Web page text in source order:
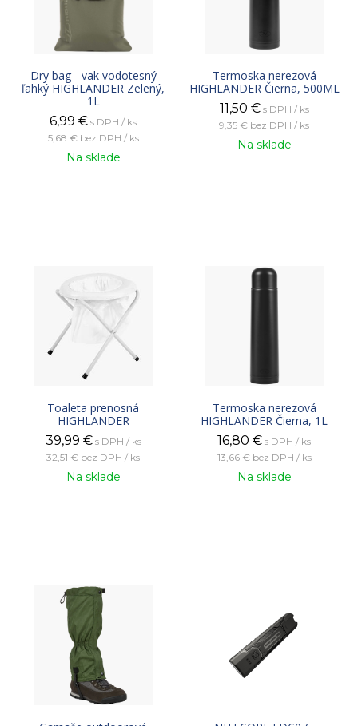
Dry bag - vak vodotesný
ľahký HIGHLANDER Zelený,
1L
6,99 € s DPH / ks
5,68 € bez DPH / ks
Na sklade
Termoska nerezová
HIGHLANDER Čierna, 500ML
11,50 € s DPH / ks
9,35 € bez DPH / ks
Na sklade
Toaleta prenosná
HIGHLANDER
39,99 € s DPH / ks
32,51 € bez DPH / ks
Na sklade
Termoska nerezová
HIGHLANDER Čierna, 1L
16,80 € s DPH / ks
13,66 € bez DPH / ks
Na sklade